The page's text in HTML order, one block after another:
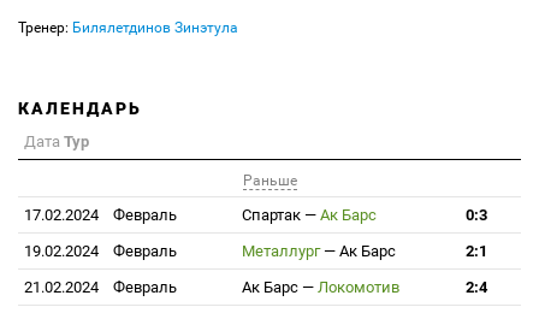
Тренер: Билялетдинов Зинэтула
КАЛЕНДАРЬ
Дата Тур
Раньше
17.02.2024 Февраль Спартак — Ак Барс
0:3
19.02.2024
Февраль Металлург— Ак Барс
2:1
21.02.2024
Февраль Ак Барс — Локомотив
2:4